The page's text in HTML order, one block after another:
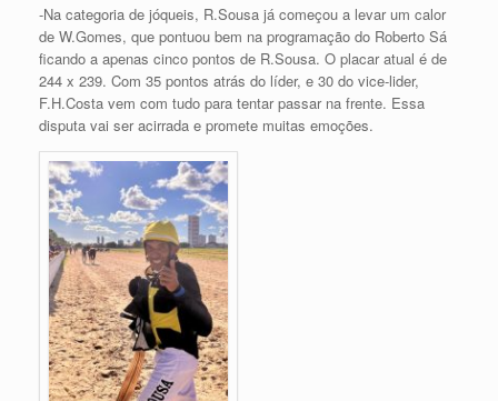
-Na categoria de jóqueis, R.Sousa já começou a levar um calor
de W.Gomes, que pontuou bem na programação do Roberto Sá
ficando a apenas cinco pontos de R.Sousa. O placar atual é de
244 x 239. Com 35 pontos atrás do líder, e 30 do vice-lider,
F.H.Costa vem com tudo para tentar passar na frente. Essa
disputa vai ser acirrada e promete muitas emoções.